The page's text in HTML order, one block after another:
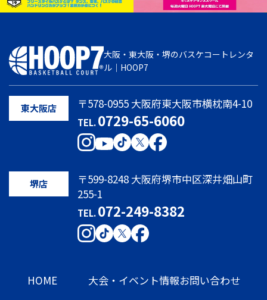
大阪・東大阪・堺のバスケコートレンタ
ル｜HOOP7
東大阪店 〒578-0955 大阪府東大阪市横枕南4-10
TEL.0729-65-6060
堺店
〒599-8248 大阪府堺市中区深井畑山町
255-1
TEL.072-249-8382
HOME
大会・イベント情報お問い合わせ